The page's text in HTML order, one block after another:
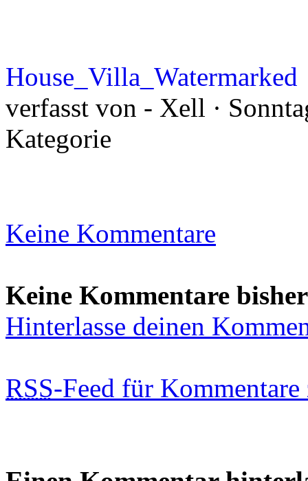
House_Villa_Watermarked
verfasst von - Xell ·
Kategorie
Keine Kommentare
Keine Kommentare bisher
Hinterlasse deinen
RSS-Feed für